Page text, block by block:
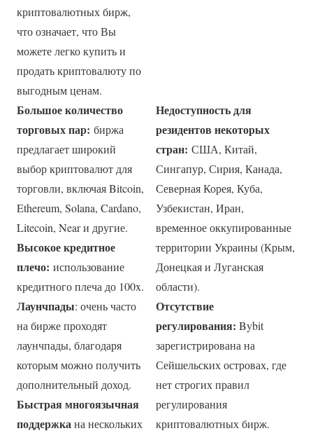
криптовалютных бирж,
что означает, что Вы
можете легко купить и
продать криптовалюту по
выгодным ценам.
Большое количество
торговых пар: биржа
предлагает широкий
выбор криптовалют для
торговли, включая Bitcoin,
Ethereum, Solana, Cardano,
Litecoin, Near и другие.
Высокое кредитное
плечо: использование
кредитного плеча до 100x.
Лаунчпады: очень часто
на бирже проходят
лаунчпады, благодаря
которым можно получить
дополнительный доход.
Быстрая многоязычная
поддержкана нескольких
Недоступность для
резидентов некоторых
стран: США, Китай,
Сингапур, Сирия, Канада,
Северная Корея, Куба,
Узбекистан, Иран,
временное оккупированные
территории Украины (Крым,
Донецкая и Луганская
области).
Отсутствие
регулирования: Bybit
зарегистрирована на
Сейшельских островах, где
нет строгих правил
регулирования
криптовалютных бирж.